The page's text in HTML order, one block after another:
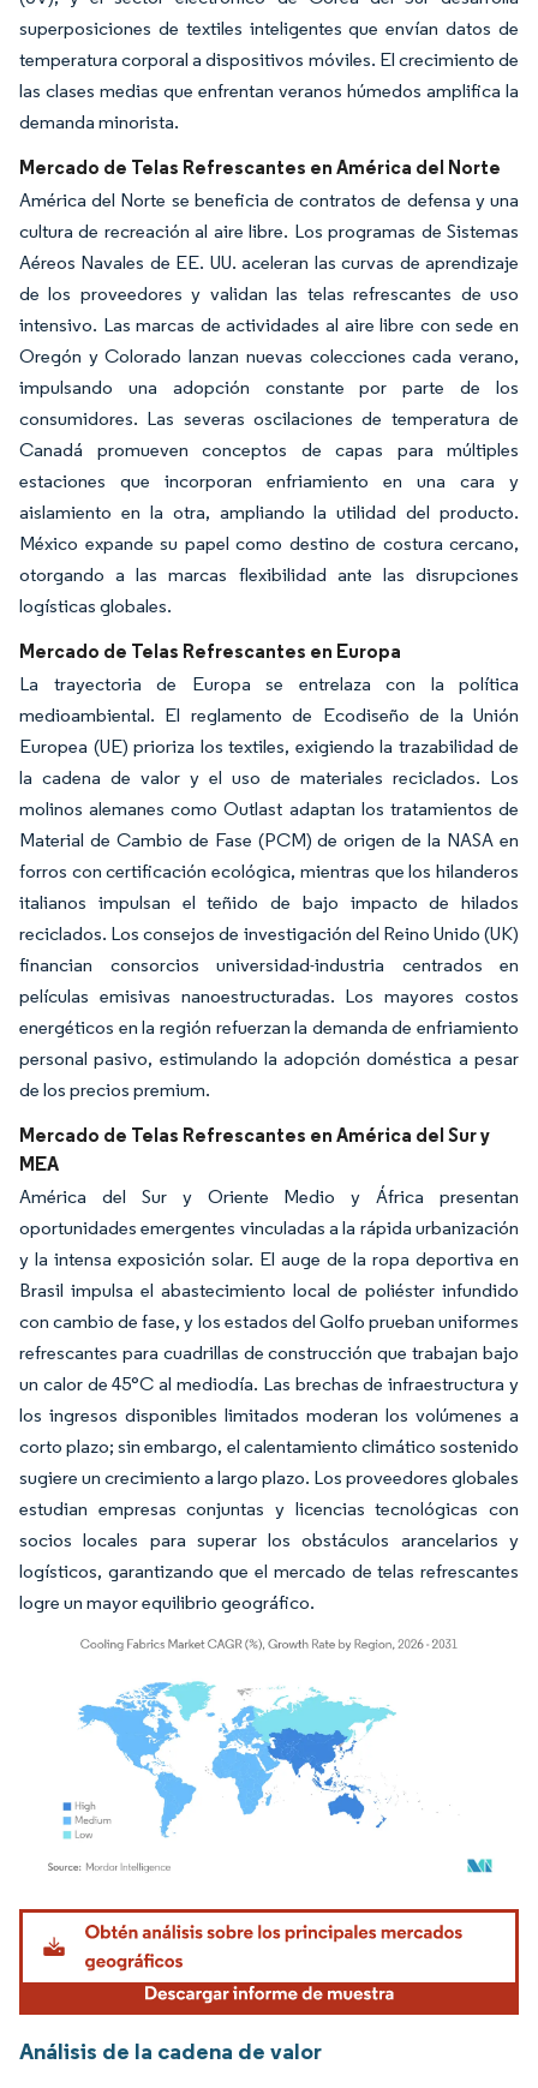
superposiciones de textiles inteligentes que envían datos de
temperatura corporal a dispositivos móviles. El crecimiento de
las clases medias que enfrentan veranos húmedos amplifica la
demanda minorista.
Mercado de Telas Refrescantes en América del Norte
América del Norte se beneficia de contratos de defensa y una
cultura de recreación al aire libre. Los programas de Sistemas
Aéreos Navales de EE. UU. aceleran las curvas de aprendizaje
de los proveedores y validan las telas refrescantes de uso
intensivo. Las marcas de actividades al aire libre con sede en
Oregón y Colorado lanzan nuevas colecciones cada verano,
impulsando una adopción constante por parte de los
consumidores. Las severas oscilaciones de temperatura de
Canadá promueven conceptos de capas para múltiples
estaciones que incorporan enfriamiento en una cara y
aislamiento en la otra, ampliando la utilidad del producto.
México expande su papel como destino de costura cercano,
otorgando a las marcas flexibilidad ante las disrupciones
logísticas globales.
Mercado de Telas Refrescantes en Europa
La trayectoria de Europa se entrelaza con la política
medioambiental. El reglamento de Ecodiseño de la Unión
Europea (UE) prioriza los textiles, exigiendo la trazabilidad de
la cadena de valor y el uso de materiales reciclados. Los
molinos alemanes como Outlast adaptan los tratamientos de
Material de Cambio de Fase (PCM) de origen de la NASA en
forros con certificación ecológica, mientras que los hilanderos
italianos impulsan el teñido de bajo impacto de hilados
reciclados. Los consejos de investigación del Reino Unido (UK)
financian consorcios universidad-industria centrados en
películas emisivas nanoestructuradas. Los mayores costos
energéticos en la región refuerzan la demanda de enfriamiento
personal pasivo, estimulando la adopción doméstica a pesar
de los precios premium.
Mercado de Telas Refrescantes en América del Sur y
MEA
América del Sur y Oriente Medio y África presentan
oportunidades emergentes vinculadas a la rápida urbanización
y la intensa exposición solar. El auge de la ropa deportiva en
Brasil impulsa el abastecimiento local de poliéster infundido
con cambio de fase, y los estados del Golfo prueban uniformes
refrescantes para cuadrillas de construcción que trabajan bajo
un calor de 45°C al mediodía. Las brechas de infraestructura y
los ingresos disponibles limitados moderan los volúmenes a
corto plazo; sin embargo, el calentamiento climático sostenido
sugiere un crecimiento a largo plazo. Los proveedores globales
estudian empresas conjuntas y licencias tecnológicas con
socios locales para superar los obstáculos arancelarios y
logísticos, garantizando que el mercado de telas refrescantes
logre un mayor equilibrio geográfico.
Imagen © Mordor Intelligence. El uso requiere atribución según CC BY 4.0.
Análisis de la cadena de valor